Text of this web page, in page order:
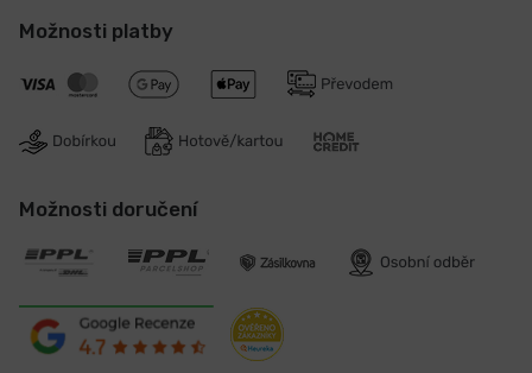
Možnosti platby
Možnosti doručení